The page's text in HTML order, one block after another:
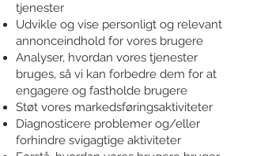
tjenester
Udvikle og vise personligt og relevant
annonceindhold for vores brugere
Analyser, hvordan vores tjenester
bruges, så vi kan forbedre dem for at
engagere og fastholde brugere
Støt vores markedsføringsaktiviteter
Diagnosticere problemer og/eller
forhindre svigagtige aktiviteter